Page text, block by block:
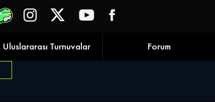
Uluslararası Turnuvalar Forum